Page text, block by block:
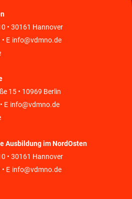
• 30161 Hannover
• E info@vdmno.de
15 • 10969 Berlin
• E info@vdmno.de
Ausbildung im NordOsten
• 30161 Hannover
• E info@vdmno.de